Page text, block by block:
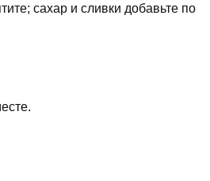
сахар и сливки добавьте по